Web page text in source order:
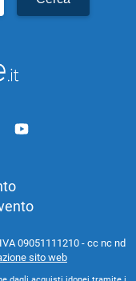
09051111210 - cc nc nd
sito web